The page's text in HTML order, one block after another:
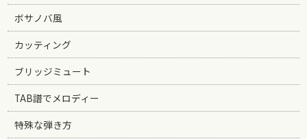
ボサノバ風
カッティング
ブリッジミュート
TAB譜でメロディー
特殊な弾き方